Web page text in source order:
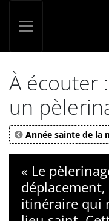
À écouter
un
Année sainte de la
« Le
itinéraire qui
Panneau de gestion